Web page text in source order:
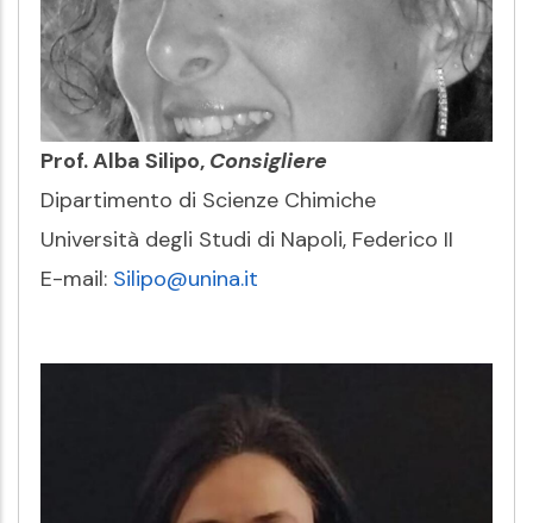
Prof. Alba Silipo, Consigliere
Dipartimento di Scienze Chimiche
Università degli Studi di Napoli, Federico II
E-mail: Silipo@unina.it